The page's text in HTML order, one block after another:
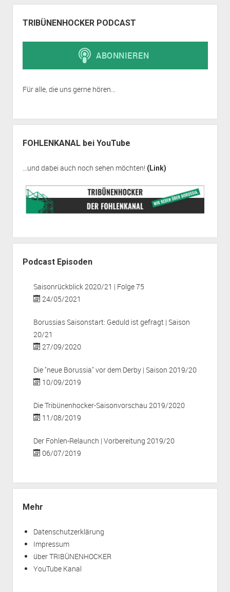
TRIBÜNENHOCKER PODCAST
Für alle, die uns gerne hören...
FOHLENKANAL bei YouTube
…und dabei auch noch sehen möchten! (Link)
Podcast Episoden
Saisonrückblick 2020/21 | Folge 75
24/05/2021
Borussias Saisonstart: Geduld ist gefragt | Saison
20/21
27/09/2020
Die "neue Borussia" vor dem Derby | Saison 2019/20
10/09/2019
Die Tribünenhocker-Saisonvorschau 2019/2020
11/08/2019
Der Fohlen-Relaunch | Vorbereitung 2019/20
06/07/2019
Mehr
Datenschutzerklärung
Impressum
über TRIBÜNENHOCKER
YouTube Kanal